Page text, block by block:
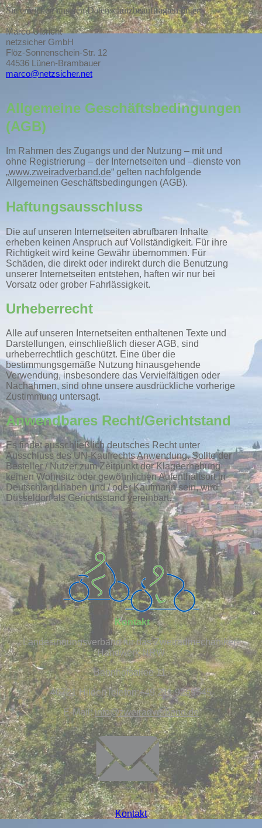
Sie erreichen unseren Datenschutzbeauftragten unter:
Marco Ulbricht
netzsicher GmbH
Flöz-Sonnenschein-Str. 12
44536 Lünen-Brambauer
marco@netzsicher.net
Allgemeine Geschäftsbedingungen
(AGB)
Im Rahmen des Zugangs und der Nutzung – mit und
ohne Registrierung – der Internetseiten und –dienste von
„www.zweiradverband.de“ gelten nachfolgende
Allgemeinen Geschäftsbedingungen (AGB).
Haftungsausschluss
Die auf unseren Internetseiten abrufbaren Inhalte
erheben keinen Anspruch auf Vollständigkeit. Für ihre
Richtigkeit wird keine Gewähr übernommen. Für
Schäden, die direkt oder indirekt durch die Benutzung
unserer Internetseiten entstehen, haften wir nur bei
Vorsatz oder grober Fahrlässigkeit.
Urheberrecht
Alle auf unseren Internetseiten enthaltenen Texte und
Darstellungen, einschließlich dieser AGB, sind
urheberrechtlich geschützt. Eine über die
bestimmungsgemäße Nutzung hinausgehende
Verwendung, insbesondere das Vervielfältigen oder
Nachahmen, sind ohne unsere ausdrückliche vorherige
Zustimmung untersagt.
Anwendbares Recht/Gerichtstand
Es findet ausschließlich deutsches Recht unter
Ausschluss des UN-Kaufrechts Anwendung. Sollte der
Besteller / Nutzer zum Zeitpunkt der Klageerhebung
keinen Wohnsitz oder gewöhnlichen Aufenthaltsort in
Deutschland haben und / oder Kaufmann sein, wird
Düsseldorf als Gerichtsstand vereinbart.
Kontakt
Landesinnungsverband für das Zweiradmechaniker-
Handwerk NRW
Bahnhofsallee 11
40721 HildenTelefon:+49 211 9259545
E-Mail:info@zweiradverband.de
Kontakt